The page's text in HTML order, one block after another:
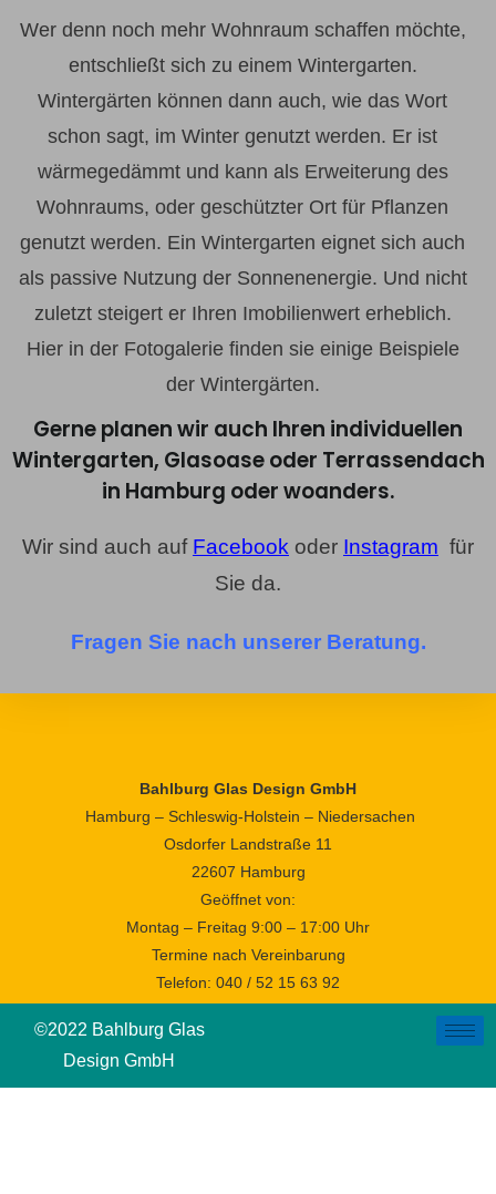
Wer denn noch mehr Wohnraum schaffen möchte,
entschließt sich zu einem Wintergarten.
Wintergärten können dann auch, wie das Wort
schon sagt, im Winter genutzt werden. Er ist
wärmegedämmt und kann als Erweiterung des
Wohnraums, oder geschützter Ort für Pflanzen
genutzt werden. Ein Wintergarten eignet sich auch
als passive Nutzung der Sonnenenergie. Und nicht
zuletzt steigert er Ihren Imobilienwert erheblich.
Hier in der Fotogalerie finden sie einige Beispiele
der Wintergärten.
Gerne planen wir auch Ihren individuellen
Wintergarten, Glasoase oder Terrassendach
in Hamburg oder woanders.
Wir sind auch auf Facebook oder Instagram für
Sie da.
Fragen Sie nach unserer Beratung.
Bahlburg Glas Design GmbH
Hamburg – Schleswig-Holstein – Niedersachen
Osdorfer Landstraße 11
22607 Hamburg
Geöffnet von:
Montag – Freitag 9:00 – 17:00 Uhr
Termine nach Vereinbarung
Telefon: 040 / 52 15 63 92
©2022 Bahlburg Glas
Design GmbH